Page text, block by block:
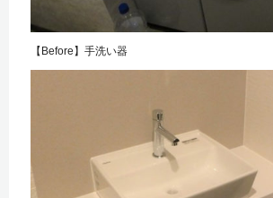
【Before】手洗い器